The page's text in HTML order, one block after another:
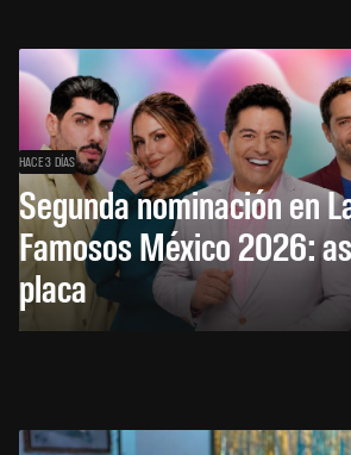
HACE 3 DÍAS
Segunda nominación en
Famosos México 2026:
placa